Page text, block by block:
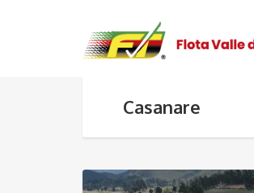
Casanare